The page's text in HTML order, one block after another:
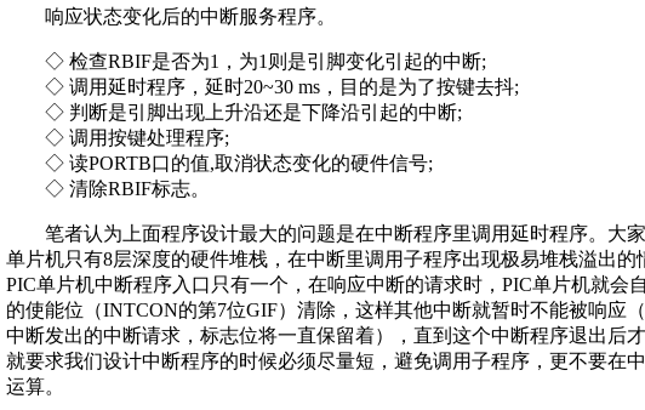
响应状态变化后的中断服务程序。
◇ 检查RBIF是否为1，为1则是引脚变化引起的中断;
◇ 调用延时程序，延时20~30 ms，目的是为了按键去抖;
◇ 判断是引脚出现上升沿还是下降沿引起的中断;
◇ 调用按键处理程序;
◇ 读PORTB口的值,取消状态变化的硬件信号;
◇ 清除RBIF标志。
笔者认为上面程序设计最大的问题是在中断程序里调用延时程序。大家
单片机只有8层深度的硬件堆栈，在中断里调用子程序出现极易堆栈溢出的
PIC单片机中断程序入口只有一个，在响应中断的请求时，PIC单片机就会
的使能位（INTCON的第7位GIF）清除，这样其他中断就暂时不能被响应
中断发出的中断请求，标志位将一直保留着），直到这个中断程序退出后
就要求我们设计中断程序的时候必须尽量短，避免调用子程序，更不要在
运算。